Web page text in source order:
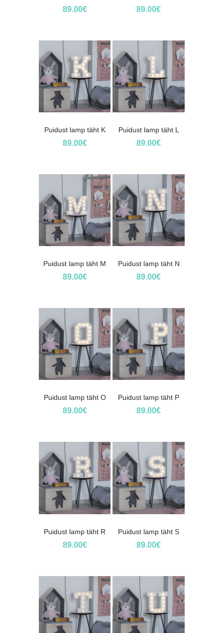
89.00€ 89.00€
Puidust lamp täht K
89.00€
Puidust lamp täht L
89.00€
Puidust lamp täht M
89.00€
Puidust lamp täht N
89.00€
Puidust lamp täht O
89.00€
Puidust lamp täht P
89.00€
Puidust lamp täht R
89.00€
Puidust lamp täht S
89.00€